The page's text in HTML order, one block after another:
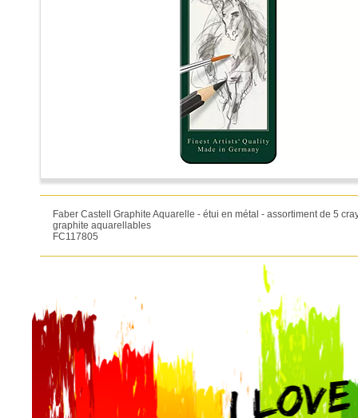
Faber Castell Graphite Aquarelle - étui en métal - assortiment de 5
graphite aquarellables
FC117805